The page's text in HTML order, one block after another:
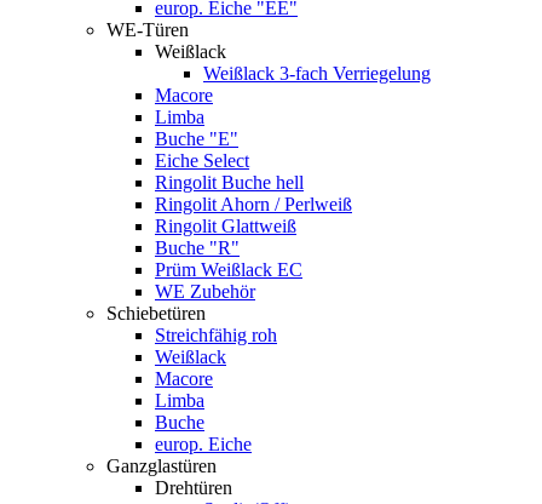
europ. Eiche "EE"
WE-Türen
Weißlack
Weißlack 3-fach Verriegelung
Macore
Limba
Buche "E"
Eiche Select
Ringolit Buche hell
Ringolit Ahorn / Perlweiß
Ringolit Glattweiß
Buche "R"
Prüm Weißlack EC
WE Zubehör
Schiebetüren
Streichfähig roh
Weißlack
Macore
Limba
Buche
europ. Eiche
Ganzglastüren
Drehtüren